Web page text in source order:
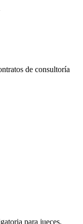
de consultoría
para jueces,